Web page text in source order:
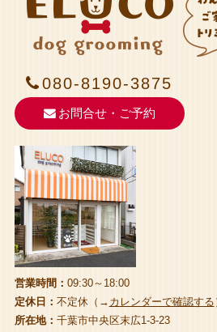
080-8190-3875
お問合せ・ご予約
営業時間： 09:30～18:00
定休日： 不定休（→ カレンダーで確認する
所在地： 千葉市中央区末広1-3-23